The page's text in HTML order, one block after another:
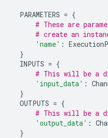
PARAMETERS = {
# These are
# create an
'name' :
}
INPUTS = {
# This will be a
'input_data' :
}
OUTPUTS = {
# This will be a
'output_data' :
}